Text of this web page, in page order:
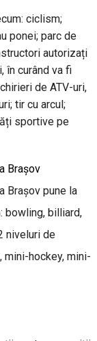
ciclism;
ponei; parc de
autorizați
în curând va fi
de ATV-uri,
tir cu arcul;
sportive pe
Brașov
Brașov pune la
bowling, billiard,
niveluri de
hockey, mini-